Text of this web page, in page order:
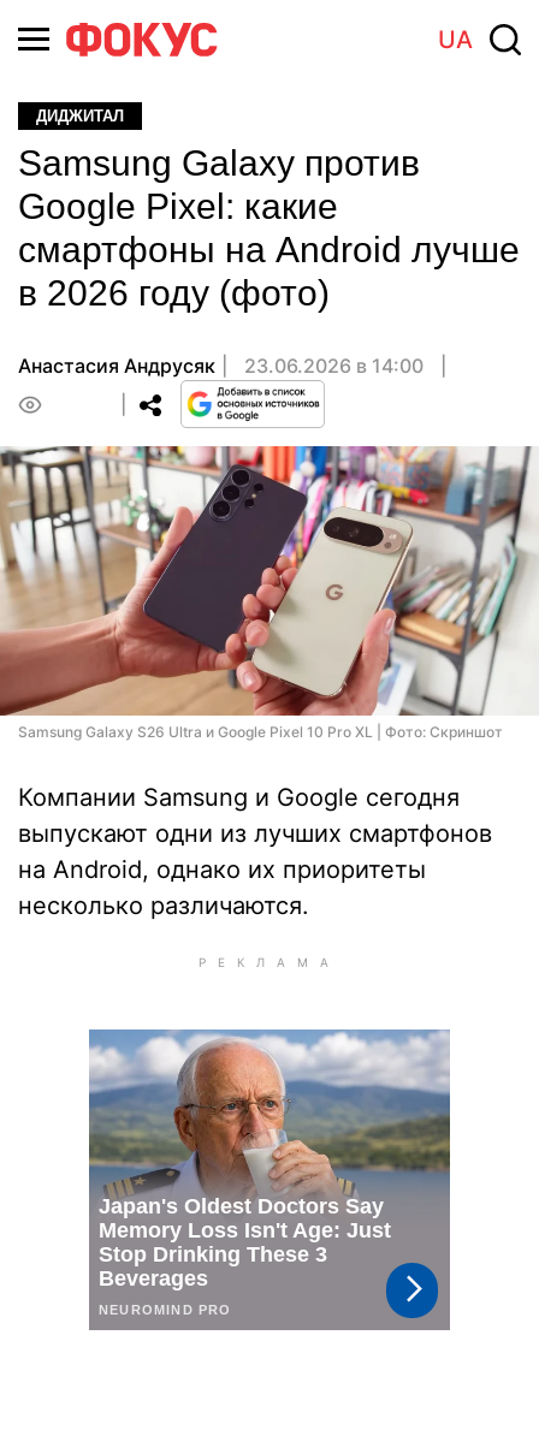
UA
ДИДЖИТАЛ
Samsung Galaxy против
Google Pixel: какие
смартфоны на Android лучше
в 2026 году (фото)
Анастасия Андрусяк
23.06.2026 в 14:00
Samsung Galaxy S26 Ultra и Google Pixel 10 Pro XL | Фото: Скриншот
Компании Samsung и Google сегодня
выпускают одни из лучших смартфонов
на Android, однако их приоритеты
несколько различаются.